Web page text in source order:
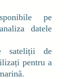
pe
datele
sateliții de
pentru a